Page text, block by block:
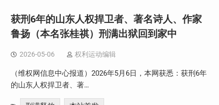
获刑6年的山东人权捍卫者、著名诗人、作家
鲁扬（本名张桂祺）刑满出狱回到家中
2026-05-06 权利运动编辑
（维权网信息中心报道）2026年5月6日，本网获悉：获刑6年
的山东人权捍卫者、著…